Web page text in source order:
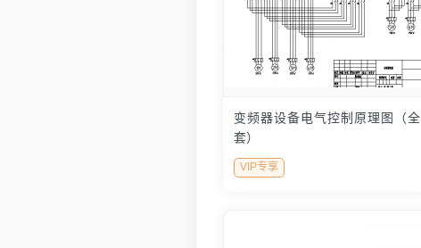
变频器设备电气控制原理图（全
套）
VIP专享